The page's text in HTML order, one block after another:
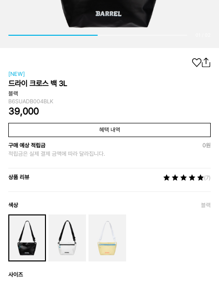
[NEW]
드라이 크로스 백 3L
블랙
B6SUADB004BLK
39,000
혜택 내역
구매 예상 적립금 0원
적립금은 실제 결제 금액에 따라 달라집니다.
상품 리뷰 (7)
색상 블랙
사이즈